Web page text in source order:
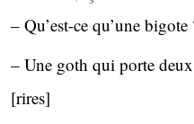
– Qu’est-ce qu’une bigote
– Une goth qui porte
[rires]